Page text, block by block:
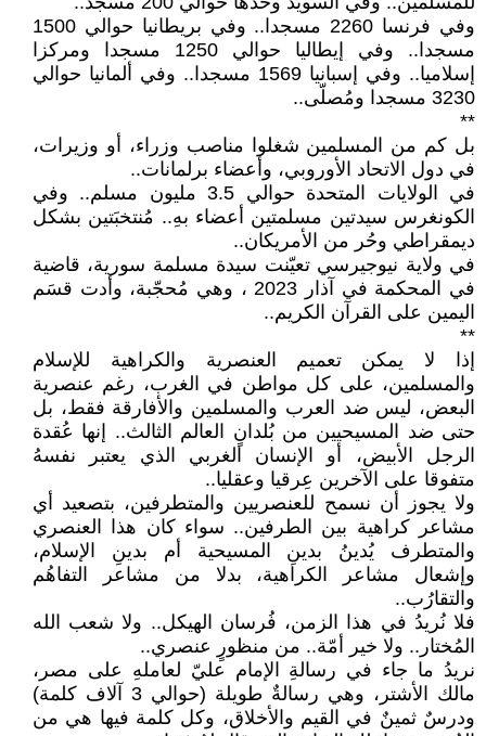
وفي فرنسا 2260 مسجدا.. وفي بريطانيا حوالي 1500
مسجدا.. وفي إيطاليا حوالي 1250 مسجدا ومركزا
إسلاميا.. وفي إسبانيا 1569 مسجدا.. وفي ألمانيا حوالي
3230 مسجدا ومُصلّى..
**
بل كم من المسلمين شغلوا مناصب وزراء، أو وزيرات،
في دول الاتحاد الأوروبي، وأعضاء برلمانات..
في الولايات المتحدة حوالي 3.5 مليون مسلم.. وفي
الكونغرس سيدتين مسلمتين أعضاء بهِ.. مُنتخبَتين بشكل
ديمقراطي وحُر من الأمريكان..
في ولاية نيوجيرسي تعيّنت سيدة مسلمة سورية، قاضية
في المحكمة في آذار 2023 ، وهي مُحجّبة، وأدت قسَم
اليمين على القرآن الكريم..
**
إذا لا يمكن تعميم العنصرية والكراهية للإسلام
والمسلمين، على كل مواطن في الغرب، رغم عنصرية
البعض، ليس ضد العرب والمسلمين والأفارقة فقط، بل
حتى ضد المسيحيين من بُلدانٍ العالم الثالث.. إنها عُقدة
الرجل الأبيض، أو الإنسان الغربي الذي يعتبر نفسهُ
متفوقا على الآخرين عِرقيا وعقليا..
ولا يجوز أن نسمح للعنصريين والمتطرفين، بتصعيد أي
مشاعر كراهية بين الطرفين.. سواء كان هذا العنصري
والمتطرف يُدينُ بدينِ المسيحية أم بدينِ الإسلام،
وإشعال مشاعر الكراهية، بدلا من مشاعر التفاهُم
والتقارُب..
فلا نُريدُ في هذا الزمن، فُرسان الهيكل.. ولا شعب الله
المُختار.. ولا خير أمّة.. من منظورٍ عنصري..
نريدُ ما جاء في رسالةِ الإمام عليّ لعاملهِ على مصر،
مالك الأشتر، وهي رسالةٌ طويلة (حوالي 3 آلاف كلمة)
ودرسٌ ثمينٌ في القيم والأخلاق، وكل كلمة فيها هي من